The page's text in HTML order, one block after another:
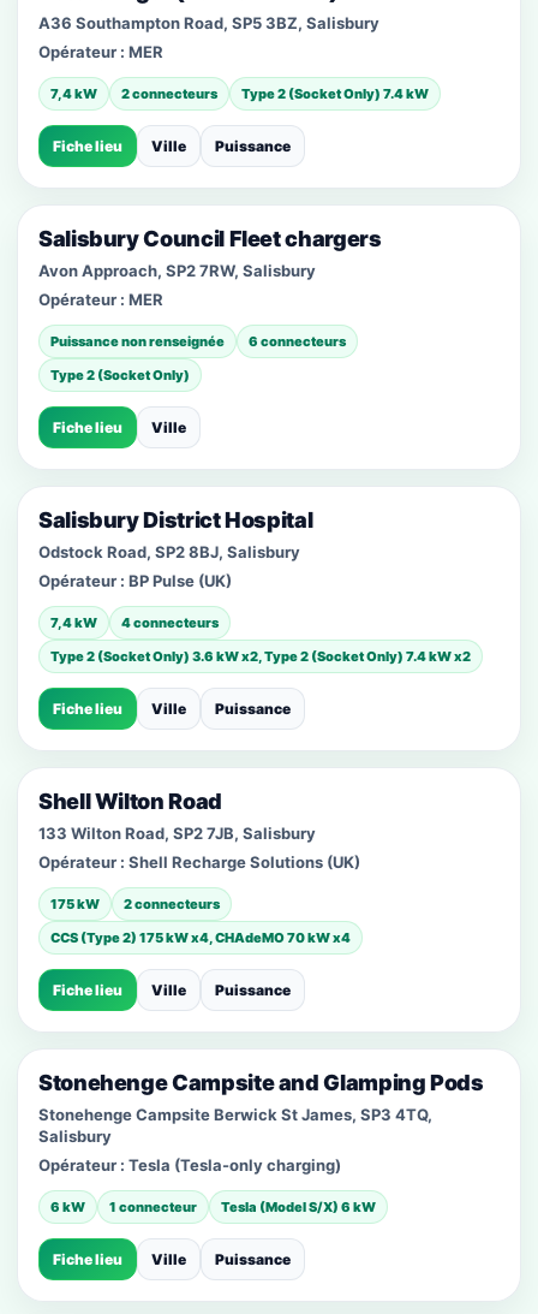
A36 Southampton Road, SP5 3BZ, Salisbury
Opérateur : MER
7,4 kW 2 connecteurs Type 2 (Socket Only) 7.4 kW
Fiche lieu Ville Puissance
Salisbury Council Fleet chargers
Avon Approach, SP2 7RW, Salisbury
Opérateur : MER
Puissance non renseignée
6 connecteurs
Type 2 (Socket Only)
Fiche lieu Ville
Salisbury District Hospital
Odstock Road, SP2 8BJ, Salisbury
Opérateur : BP Pulse (UK)
7,4 kW
4 connecteurs
Type 2 (Socket Only) 3.6 kW x2, Type 2 (Socket Only) 7.4 kW x2
Fiche lieu Ville Puissance
Shell Wilton Road
133 Wilton Road, SP2 7JB, Salisbury
Opérateur : Shell Recharge Solutions (UK)
175 kW
2 connecteurs
CCS (Type 2) 175 kW x4, CHAdeMO 70 kW x4
Fiche lieu Ville Puissance
Stonehenge Campsite and Glamping Pods
Stonehenge Campsite Berwick St James, SP3 4TQ,
Salisbury
Opérateur : Tesla (Tesla-only charging)
6 kW 1 connecteur Tesla (Model S/X) 6 kW
Fiche lieu Ville Puissance